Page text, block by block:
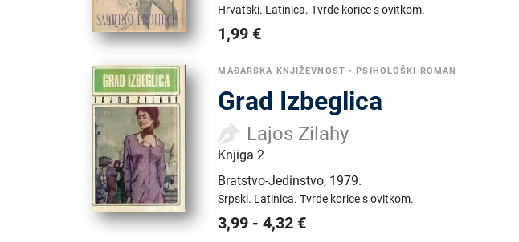
Hrvatski. Latinica.Tvrde korice s ovitkom.
1,99 €
MAĐARSKA KNJIŽEVNOST •PSIHOLOŠKI ROMAN
Grad Izbeglica
Lajos Zilahy
Knjiga 2
Bratstvo-Jedinstvo, 1979.
Srpski. Latinica.Tvrde korice s ovitkom.
3,99 -4,32 €